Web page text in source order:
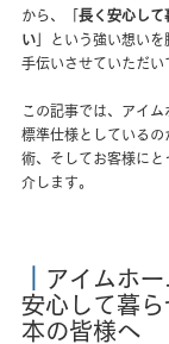
から、「 長く安心して
い 」という強い想い
手伝いさせていただい
この記事では、アイ
標準仕様としている
術、そしてお客様にと
介します。
アイムホ
安心して暮
本の皆様へ